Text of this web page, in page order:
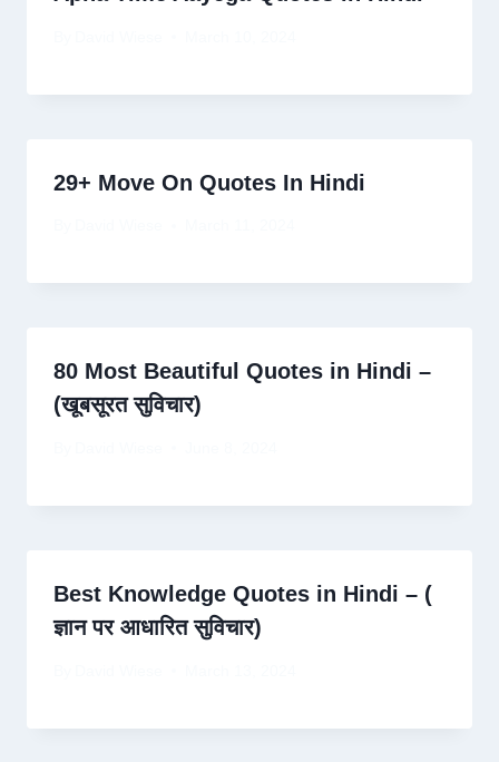
29+ Move On Quotes In Hindi
80 Most Beautiful Quotes in Hindi –
(खूबसूरत सुविचार)
Best Knowledge Quotes in Hindi – (
ज्ञान पर आधारित सुविचार)